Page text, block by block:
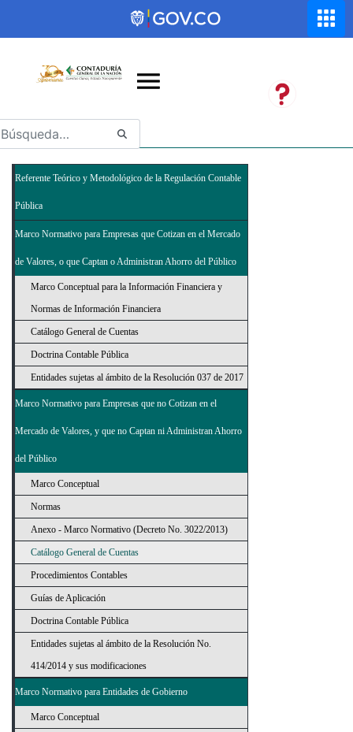
Saltar al contenido principal
Abrir menú de accesibilidad
Referente Teórico y Metodológico de la Regulación Contable
Pública
Marco Normativo para Empresas que Cotizan en el Mercado
de Valores, o que Captan o Administran Ahorro del Público
Marco Conceptual para la Información Financiera y
Normas de Información Financiera
Catálogo General de Cuentas
Doctrina Contable Pública
Entidades sujetas al ámbito de la Resolución 037 de 2017
Marco Normativo para Empresas que no Cotizan en el
Mercado de Valores, y que no Captan ni Administran Ahorro
del Público
Marco Conceptual
Normas
Anexo - Marco Normativo (Decreto No. 3022/2013)
Catálogo General de Cuentas
Procedimientos Contables
Guías de Aplicación
Doctrina Contable Pública
Entidades sujetas al ámbito de la Resolución No.
414/2014 y sus modificaciones
Marco Normativo para Entidades de Gobierno
Marco Conceptual